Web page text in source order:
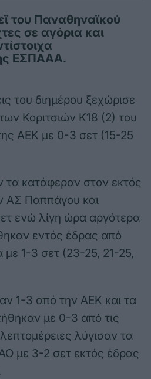
του Παναθηναϊκού
σε αγόρια και
ΕΣΠΑΑΑ.
του διημέρου ξεχώρισε
Κοριτσιών Κ18 (2) του
ΑΕΚ με 0-3 σετ (15-25
τα κατάφεραν στον εκτός
ΑΣ Παππάγου και
ενώ λίγη ώρα αργότερα
εντός έδρας από
1-3 σετ (23-25, 21-25,
1-3 από την ΑΕΚ και τα
με 0-3 από τις
λύγισαν τα
με 3-2 σετ εκτός έδρας